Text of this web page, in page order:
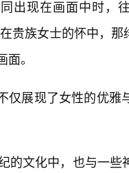
出现在画面中时，
贵族女士的怀中，
。
仅展现了女性的优雅
的文化中，也与一